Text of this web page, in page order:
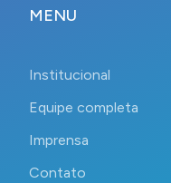
MENU
Institucional
Equipe completa
Imprensa
Contato